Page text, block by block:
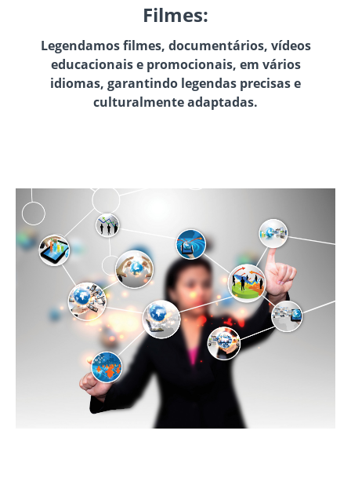
Filmes:
Legendamos filmes, documentários, vídeos
educacionais e promocionais, em vários
idiomas, garantindo legendas precisas e
culturalmente adaptadas.